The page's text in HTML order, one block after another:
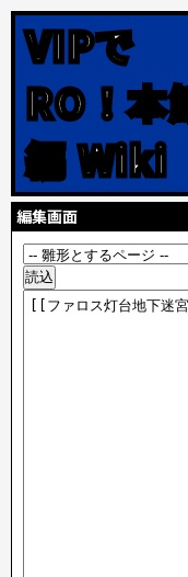
VIPで
RO！本
編 Wiki
編集画面